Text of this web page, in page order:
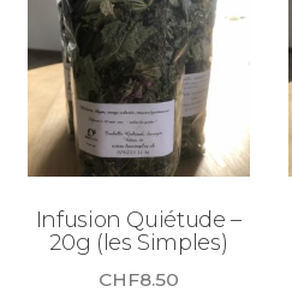
Infusion Quiétude –
20g (les Simples)
CHF8.50